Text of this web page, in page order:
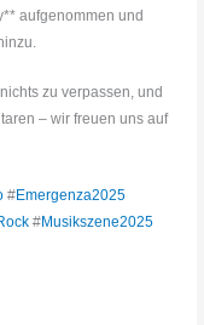
aufgenommen und
zu verpassen, und
– wir freuen uns auf
#Emergenza2025
#Musikszene2025